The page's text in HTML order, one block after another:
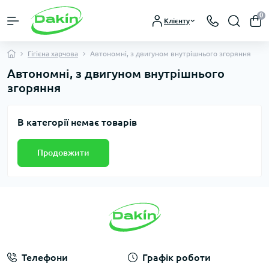
Клієнту
0
Гігієна харчова Автономні, з двигуном внутрішнього згоряння
Автономні, з двигуном внутрішнього
згоряння
В категорії немає товарів
Продовжити
Телефони Графік роботи